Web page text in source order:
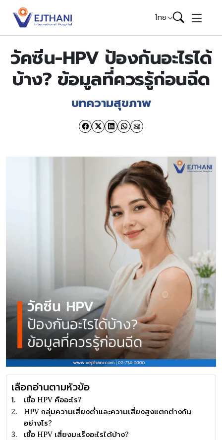
Skip to content
ไทย
วัคซีน-HPV ป้องกันอะไรได้
บ้าง? ข้อมูลที่ควรรู้ก่อนฉีด
บทความสุขภาพ
เลือกอ่านตามหัวข้อ
เชื้อ HPV คืออะไร?
HPV กลุ่มความเสี่ยงต่ำและความเสี่ยงสูงแตกต่างกัน
อย่างไร?
เชื้อ HPV เสี่ยงมะเร็งอะไรได้บ้าง?